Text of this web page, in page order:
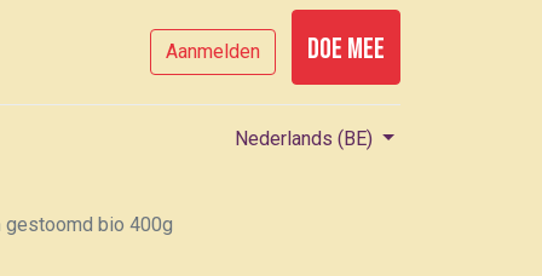
Aanmelden Doe mee
Nederlands (BE)
gestoomd bio 400g